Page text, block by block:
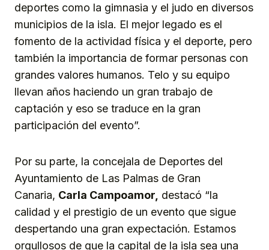
deportes como la gimnasia y el judo en diversos
municipios de la isla. El mejor legado es el
fomento de la actividad física y el deporte, pero
también la importancia de formar personas con
grandes valores humanos. Telo y su equipo
llevan años haciendo un gran trabajo de
captación y eso se traduce en la gran
participación del evento”.
Por su parte, la concejala de Deportes del
Ayuntamiento de Las Palmas de Gran
Canaria, Carla Campoamor, destacó “la
calidad y el prestigio de un evento que sigue
despertando una gran expectación. Estamos
orgullosos de que la capital de la isla sea una